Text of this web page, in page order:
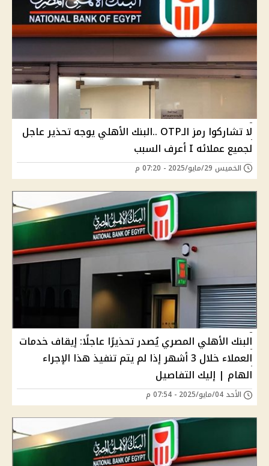
لا تشاركوا رمز الـOTP ..البنك الأهلي يوجه تحذير عاجل
لجميع عملائه I أعرف السبب
الخميس 29/مايو/2025 - 07:20 م
البنك الأهلي المصري يُصدر تحذيرًا عاجلًا: إيقاف خدمات
العملاء خلال 3 أشهر إذا لم يتم تنفيذ هذا الإجراء
الهام | إليك التفاصيل
الأحد 04/مايو/2025 - 07:54 م